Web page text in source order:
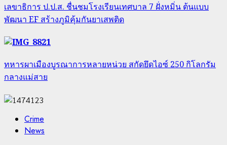
เลขาธิการ ป.ป.ส. ชื่นชมโรงเรียนเทศบาล 7 ฝั่งหมิ่น ต้นแบบ
พัฒนา EF สร้างภูมิคุ้มกันยาเสพติด
ทหารผาเมืองบูรณาการหลายหน่วย สกัดยึดไอซ์ 250 กิโลกรัม
กลางแม่สาย
Crime
News